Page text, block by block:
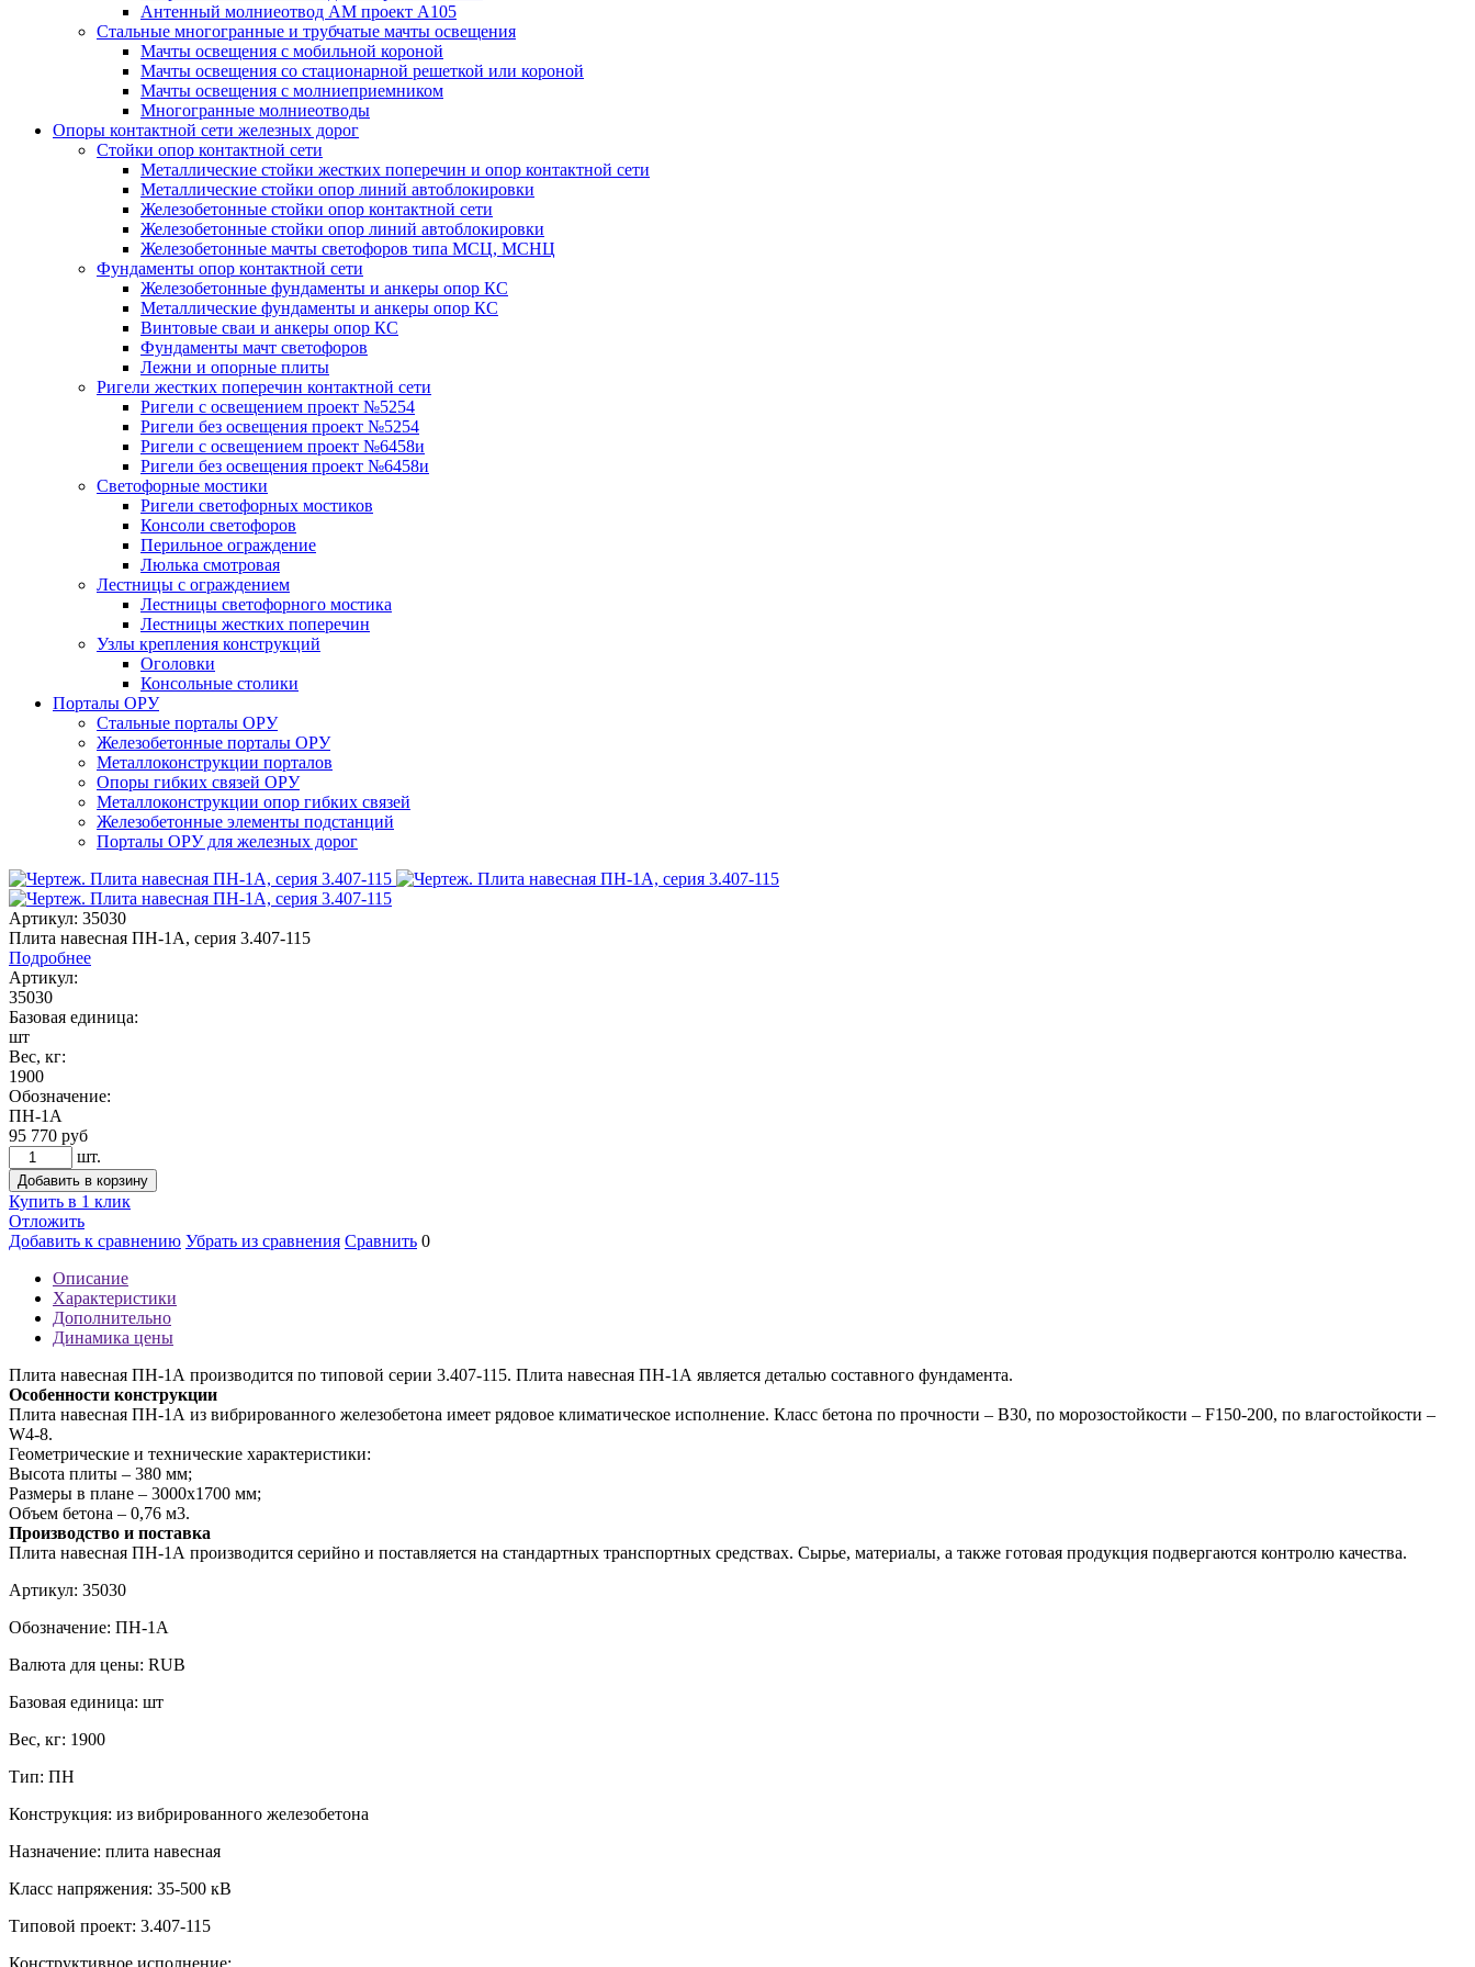
Антенный молниеотвод АМ проект А105
Стальные многогранные и трубчатые мачты освещения
Мачты освещения с мобильной короной
Мачты освещения со стационарной решеткой или короной
Мачты освещения с молниеприемником
Многогранные молниеотводы
Опоры контактной сети железных дорог
Стойки опор контактной сети
Металлические стойки жестких поперечин и опор контактной сети
Металлические стойки опор линий автоблокировки
Железобетонные стойки опор контактной сети
Железобетонные стойки опор линий автоблокировки
Железобетонные мачты светофоров типа МСЦ, МСНЦ
Фундаменты опор контактной сети
Железобетонные фундаменты и анкеры опор КС
Металлические фундаменты и анкеры опор КС
Винтовые сваи и анкеры опор КС
Фундаменты мачт светофоров
Лежни и опорные плиты
Ригели жестких поперечин контактной сети
Ригели с освещением проект №5254
Ригели без освещения проект №5254
Ригели с освещением проект №6458и
Ригели без освещения проект №6458и
Светофорные мостики
Ригели светофорных мостиков
Консоли светофоров
Перильное ограждение
Люлька смотровая
Лестницы с ограждением
Лестницы светофорного мостика
Лестницы жестких поперечин
Узлы крепления конструкций
Оголовки
Консольные столики
Порталы ОРУ
Стальные порталы ОРУ
Железобетонные порталы ОРУ
Металлоконструкции порталов
Опоры гибких связей ОРУ
Металлоконструкции опор гибких связей
Железобетонные элементы подстанций
Порталы ОРУ для железных дорог
Артикул: 35030
Плита навесная ПН-1А, серия 3.407-115
Подробнее
Артикул:
35030
Базовая единица:
шт
Вес, кг:
1900
Обозначение:
ПН-1А
95 770 руб
шт.
Добавить в корзину
Купить в 1 клик
Отложить
Добавить к сравнению Убрать из сравнения Сравнить 0
Описание
Характеристики
Дополнительно
Динамика цены
Плита навесная ПН-1А производится по типовой серии 3.407-115. Плита навесная ПН-1А является деталью составного фундамента.
Особенности конструкции
Плита навесная ПН-1А из вибрированного железобетона имеет рядовое климатическое исполнение. Класс бетона по прочности – В30, по морозостойкости – F150-200, по влагостойкости –
W4-8.
Геометрические и технические характеристики:
Высота плиты – 380 мм;
Размеры в плане – 3000х1700 мм;
Объем бетона – 0,76 м3.
Производство и поставка
Плита навесная ПН-1А производится серийно и поставляется на стандартных транспортных средствах. Сырье, материалы, а также готовая продукция подвергаются контролю качества.
Артикул: 35030
Обозначение: ПН-1А
Валюта для цены: RUB
Базовая единица: шт
Вес, кг: 1900
Тип: ПН
Конструкция: из вибрированного железобетона
Назначение: плита навесная
Класс напряжения: 35-500 кВ
Типовой проект: 3.407-115
Конструктивное исполнение: